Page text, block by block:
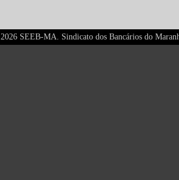
2026 SEEB-MA. Sindicato dos Bancários do